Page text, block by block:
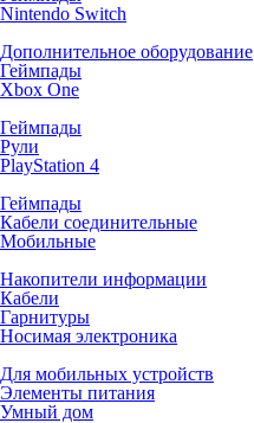
Nintendo Switch
Дополнительное оборудование
Геймпады
Xbox One
Геймпады
Рули
PlayStation 4
Геймпады
Кабели соединительные
Мобильные
Накопители информации
Кабели
Гарнитуры
Носимая электроника
Для мобильных устройств
Элементы питания
Умный дом